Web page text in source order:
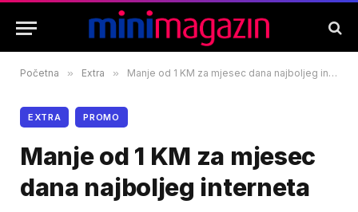
Početna » Extra » Manje od 1 KM za mjesec dana najboljeg interneta
EXTRA PROMO
Manje od 1 KM za mjesec
dana najboljeg interneta